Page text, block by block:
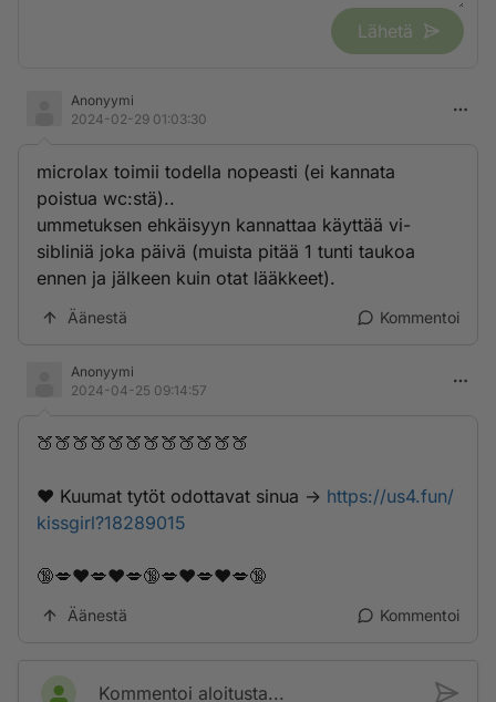
Lähetä
Anonyymi
2024-02-29 01:03:30
microlax toimii todella nopeasti (ei kannata
poistua wc:stä)..
ummetuksen ehkäisyyn kannattaa käyttää vi-
sibliniä joka päivä (muista pitää 1 tunti taukoa
ennen ja jälkeen kuin otat lääkkeet).
Äänestä Kommentoi
Anonyymi
2024-04-25 09:14:57
🍑🍑🍑🍑🍑🍑🍑🍑🍑🍑🍑🍑
❤️ K­­­u­­u­­m­a­­t­­ ­­­t­y­­­t­ö­t­ ­o­­d­o­­t­t­a­­­v­­­­a­­­t­­­ ­s­i­­n­u­a­­­ -> https://us4.fun/
kissgirl?18289015
🔞💋❤️💋❤️💋🔞💋❤️💋❤️💋🔞
Äänestä Kommentoi
Kommentoi aloitusta...